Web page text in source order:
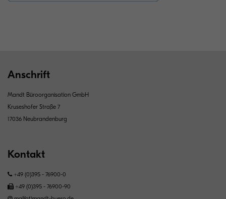
Anschrift
Mandt Büroorganisation GmbH
Kruseshofer Straße 7
17036 Neubrandenburg
Kontakt
+49 (0)395 - 76900-0
+49 (0)395 - 76900-90